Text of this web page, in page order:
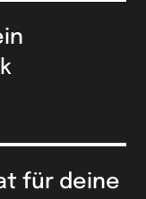
für deine